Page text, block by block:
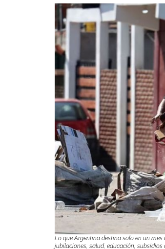
Lo que Argentina destina solo en un
jubilaciones, salud, educación, subsidios